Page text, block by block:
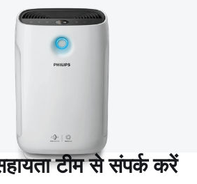
टीम से संपर्क करें